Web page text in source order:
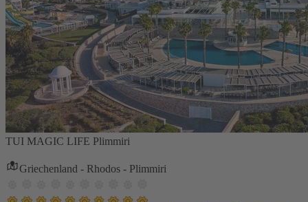
TUI MAGIC LIFE Plimmiri
Griechenland - Rhodos - Plimmiri